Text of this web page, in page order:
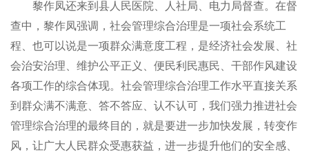
黎作凤还来到县人民医院、人社局、电力局督查。在督
查中，黎作凤强调，社会管理综合治理是一项社会系统工
程、也可以说是一项群众满意度工程，是经济社会发展、社
会治安治理、维护公平正义、便民利民惠民、干部作风建设
各项工作的综合体现。社会管理综合治理工作水平直接关系
到群众满不满意、答不答应、认不认可，我们强力推进社会
管理综合治理的最终目的，就是要进一步加快发展，转变作
风，让广大人民群众受惠获益，进一步提升他们的安全感、